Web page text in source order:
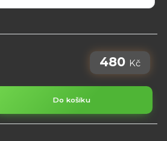
480 Kč
Do košíku